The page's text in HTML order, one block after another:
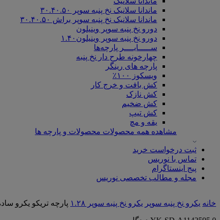
ماندانا سلانیک نخ پنبه سوپر ۳۰.۴۰.۵۰
ماندانا سلانیک نخ پنبه سوپر براش ۳۰.۴۰.۵۰
دورو نخ پنبه سوپر وینیلون
دورو نخ پنبه سوپر وینیلون۱.۴۰
ســـــایــــر پارچه‌ها
چهارخونه طرح دار نخ پنبه
پارچه های رینگر
ویسکوز ۱۰۰٪
کش بافت و خرج کار
کش نازک
کش ضخیم
کش تیپ
یقه و مچ
مشاهده همه محصولات محصولات و پارچه ها
ثبت درخواست خرید
تماس با نوریس
پیج اینستاگرام
مجله و مطالب تخصصی نوریس
خانه یکرو نخ پنبه سوپر یکرو نخ پنبه سوپر ۱.۲۸ پارچه تریکو یکرو ساده 1.28 سوپر گردباف نوریس |